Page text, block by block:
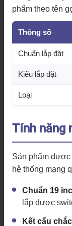
phẩm theo tên
Thông số
Chuẩn lắp đặt
Kiểu lắp đặt
Loại
Tính năng
Sản phẩm được
hệ thống mạng
Chuẩn 19
lắp được
Kết cấu